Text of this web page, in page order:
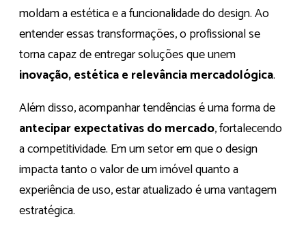
moldam a estética e a funcionalidade do design. Ao
entender essas transformações, o profissional se
torna capaz de entregar soluções que unem
inovação, estética e relevância mercadológica.
Além disso, acompanhar tendências é uma forma de
antecipar expectativas do mercado, fortalecendo
a competitividade. Em um setor em que o design
impacta tanto o valor de um imóvel quanto a
experiência de uso, estar atualizado é uma vantagem
estratégica.